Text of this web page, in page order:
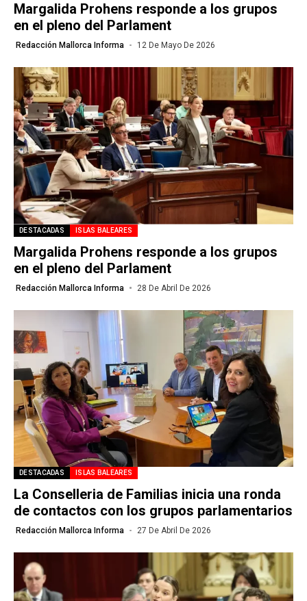
Margalida Prohens responde a los grupos
en el pleno del Parlament
Redacción Mallorca Informa 12 De Mayo De 2026
DESTACADAS ISLAS BALEARES
Margalida Prohens responde a los grupos
en el pleno del Parlament
Redacción Mallorca Informa 28 De Abril De 2026
DESTACADAS ISLAS BALEARES
La Conselleria de Familias inicia una ronda
de contactos con los grupos parlamentarios
Redacción Mallorca Informa 27 De Abril De 2026